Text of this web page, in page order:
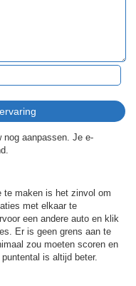
nog aanpassen. Je e-
te maken is het zinvol om
met elkaar te
een andere auto en klik
Er is geen grens aan te
zou moeten scoren en
is altijd beter.